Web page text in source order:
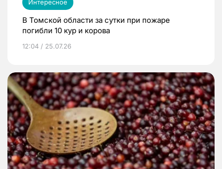
Интересное
В Томской области за сутки при пожаре
погибли 10 кур и корова
12:04 / 25.07.26